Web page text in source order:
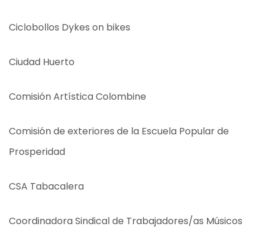
Ciclobollos Dykes on bikes
Ciudad Huerto
Comisión Artística Colombine
Comisión de exteriores de la Escuela Popular de
Prosperidad
CSA Tabacalera
Coordinadora Sindical de Trabajadores/as Músicos